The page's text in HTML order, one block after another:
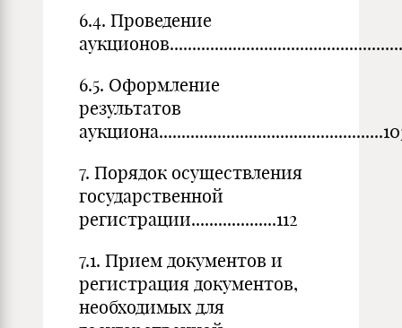
6.4. Проведение
6.5. Оформление
результатов
7. Порядок осуществления
государственной
регистрации...................112
7.1. Прием документов и
регистрация документов,
необходимых для